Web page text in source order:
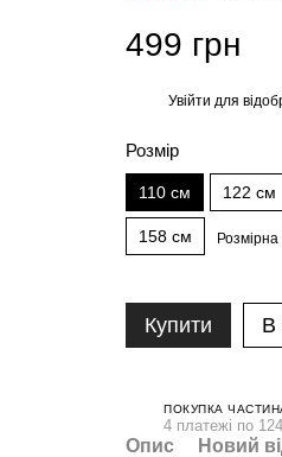
499 грн
Увійти для
Розмір
110 см 122 см
158 см Розмірна
Купити В
ПОКУПКА
4 платежі по
Опис Новий